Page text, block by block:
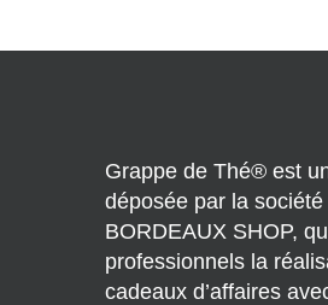
Grappe de Thé® est
déposée par la
BORDEAUX SHOP,
professionnels la
cadeaux d’affaires